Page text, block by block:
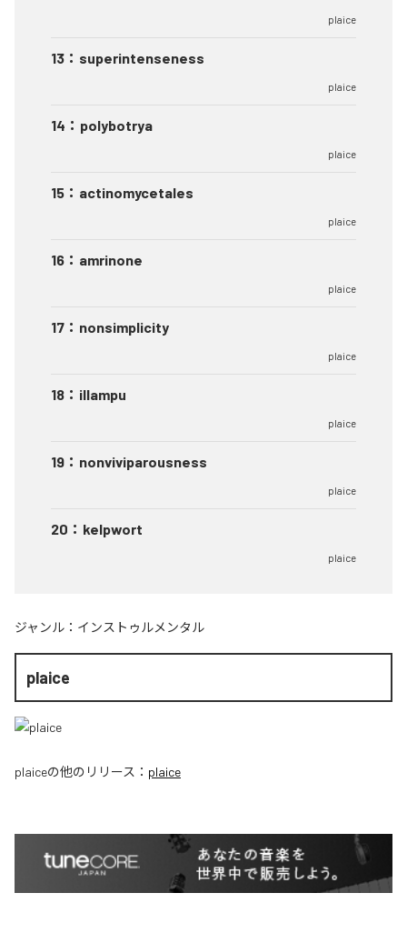
plaice
13 ： superintenseness
plaice
14 ： polybotrya
plaice
15 ： actinomycetales
plaice
16 ： amrinone
plaice
17 ： nonsimplicity
plaice
18 ： illampu
plaice
19 ： nonviviparousness
plaice
20 ： kelpwort
plaice
ジャンル： インストゥルメンタル
plaice
plaiceの他のリリース： plaice